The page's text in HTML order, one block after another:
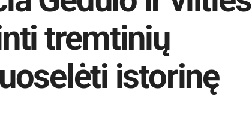
tremtinių
istorinę